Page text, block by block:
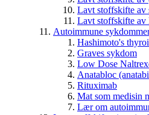
Lavt stoffskifte av
Lavt stoffskifte av
Autoimmune
Hashimoto's
Graves sykdom
Low Dose
Anatabloc
Rituximab
Mat som medisin
Lær om